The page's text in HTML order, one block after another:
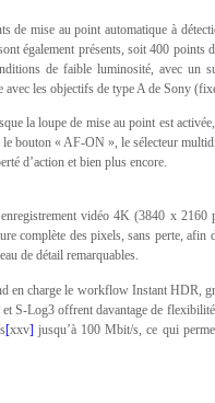
de mise au point automatique à
également présents, soit 400 points
de faible luminosité, avec un
les objectifs de type A de Sony
la loupe de mise au point est
le bouton « AF-ON », le sélecteur
d’action et bien plus encore.
vidéo 4K (3840 x 2160
complète des pixels, sans perte, afin
de détail remarquables.
en charge le workflow Instant HDR,
Log3 offrent davantage de flexibilité
[xxv]jusqu’à 100 Mbit/s, ce qui